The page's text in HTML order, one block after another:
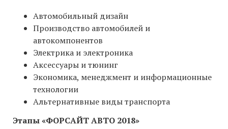
Автомобильный дизайн
Производство автомобилей и
автокомпонентов
Электрика и электроника
Аксессуары и тюнинг
Экономика, менеджмент и информационные
технологии
Альтернативные виды транспорта
Этапы «ФОРСАЙТ АВТО 2018»